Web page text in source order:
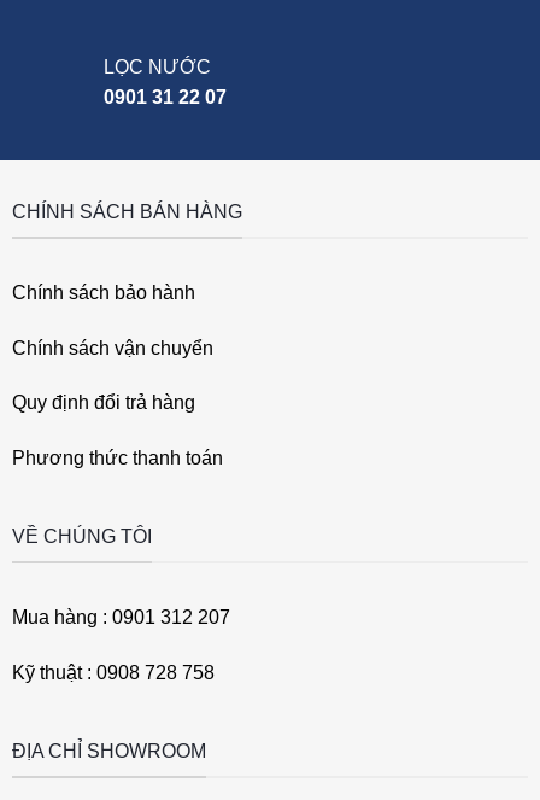
LỌC NƯỚC
0901 31 22 07
CHÍNH SÁCH BÁN HÀNG
Chính sách bảo hành
Chính sách vận chuyển
Quy định đổi trả hàng
Phương thức thanh toán
VỀ CHÚNG TÔI
Mua hàng : 0901 312 207
Kỹ thuật : 0908 728 758
ĐỊA CHỈ SHOWROOM